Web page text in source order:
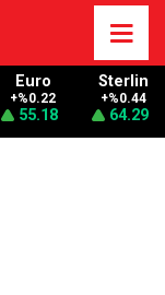
Euro
+%0.22
55.18
Sterlin
+%0.44
64.29